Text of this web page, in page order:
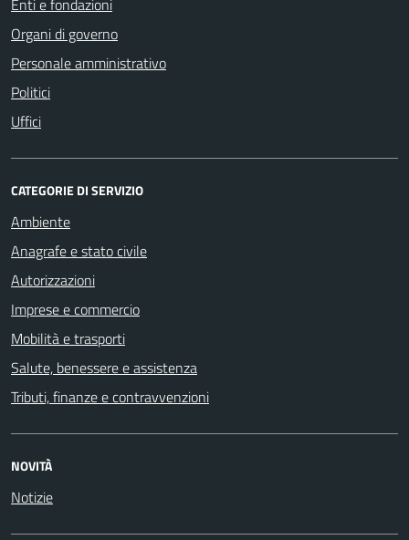
Organi di governo
Personale amministrativo
Politici
Uffici
CATEGORIE DI SERVIZIO
Ambiente
Anagrafe e stato civile
Autorizzazioni
Imprese e commercio
Mobilità e trasporti
Salute, benessere e assistenza
Tributi, finanze e contravvenzioni
NOVITÀ
Notizie